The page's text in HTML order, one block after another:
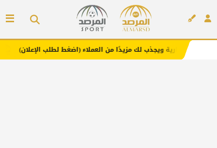
مفارش لك مزيدًا من العملاء (اضغط لطلب الإعلان)